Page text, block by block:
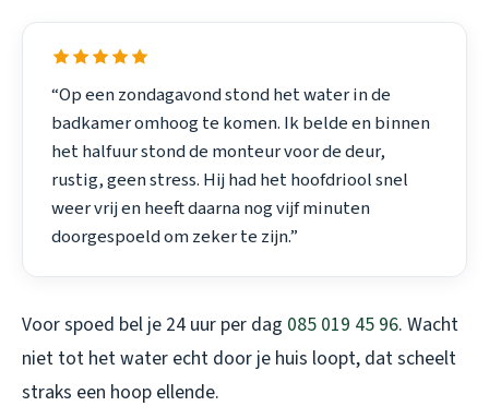
“Op een zondagavond stond het water in de
badkamer omhoog te komen. Ik belde en binnen
het halfuur stond de monteur voor de deur,
rustig, geen stress. Hij had het hoofdriool snel
weer vrij en heeft daarna nog vijf minuten
doorgespoeld om zeker te zijn.”
Voor spoed bel je 24 uur per dag 085 019 45 96. Wacht
niet tot het water echt door je huis loopt, dat scheelt
straks een hoop ellende.